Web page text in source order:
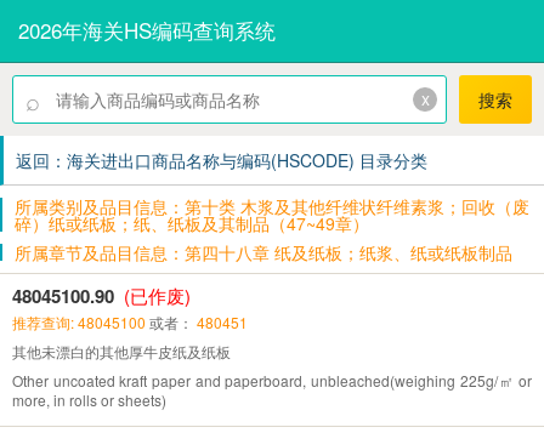
2026年海关HS编码查询系统
⌕ x 搜索
返回：海关进出口商品名称与编码(HSCODE) 目录分类
所属类别及品目信息：第十类 木浆及其他纤维状纤维素浆；回收（废
碎）纸或纸板；纸、纸板及其制品（47~49章）
所属章节及品目信息：第四十八章 纸及纸板；纸浆、纸或纸板制品
48045100.90 (已作废)
推荐查询: 48045100 或者： 480451
其他未漂白的其他厚牛皮纸及纸板
Other uncoated kraft paper and paperboard, unbleached(weighing 225g/㎡ or
more, in rolls or sheets)